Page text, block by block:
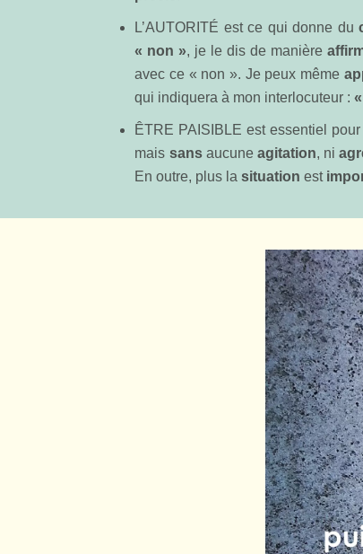
L’AUTORITÉ est ce qui donne du
« non », je le dis de manière
avec ce « non ». Je peux même
qui indiquera à mon interlocuteur :
ÊTRE PAISIBLE est essentiel pour
mais sans aucune agitation, ni
En outre, plus lasituationest